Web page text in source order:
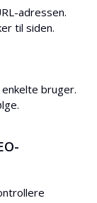
adressen.
til siden.
bruger.